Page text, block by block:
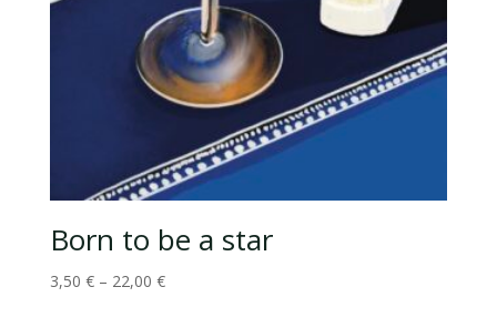
Born to be a star
3,50 €– 22,00 €